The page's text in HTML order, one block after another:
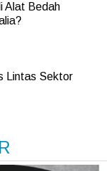
Alat Bedah
Lintas Sektor